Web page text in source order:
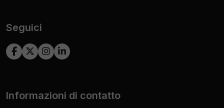
Seguici
Informazioni di contatto